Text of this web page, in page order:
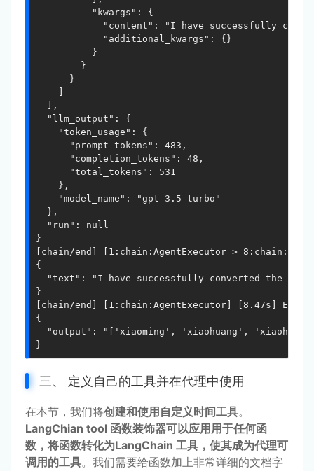
三、 定义自己的工具并在代理中使用
在本节，我们将创建和使用自定义时间工具。
LangChian tool 函数装饰器可以应用用于任何函
数，将函数转化为LangChain 工具，使其成为代理可
调用的工具。我们需要给函数加上非常详细的文档字